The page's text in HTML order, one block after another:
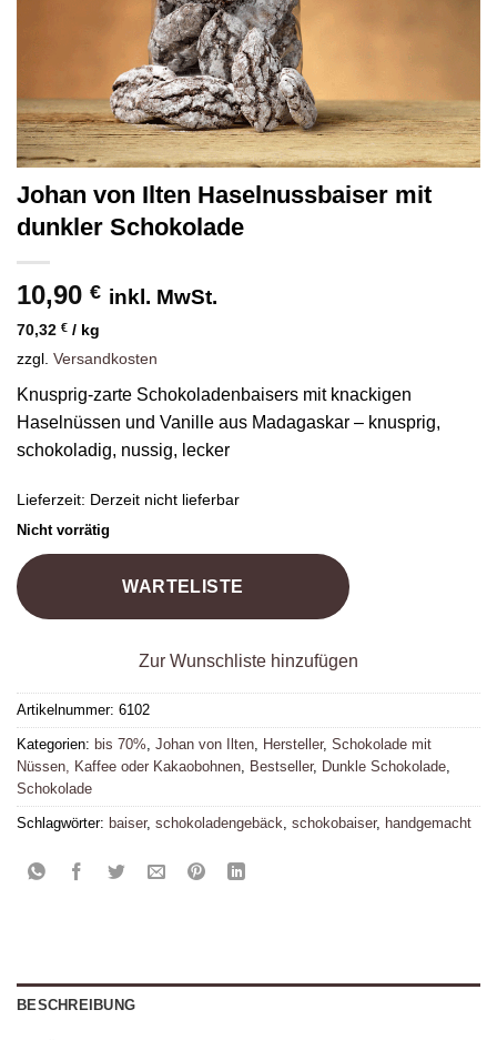
Johan von Ilten Haselnussbaiser mit
dunkler Schokolade
10,90 € inkl. MwSt.
70,32 € / kg
zzgl. Versandkosten
Knusprig-zarte Schokoladenbaisers mit knackigen
Haselnüssen und Vanille aus Madagaskar – knusprig,
schokoladig, nussig, lecker
Lieferzeit: Derzeit nicht lieferbar
Nicht vorrätig
WARTELISTE
Zur Wunschliste hinzufügen
Artikelnummer: 6102
Kategorien: bis 70%, Johan von Ilten, Hersteller, Schokolade mit
Nüssen, Kaffee oder Kakaobohnen, Bestseller, Dunkle Schokolade,
Schokolade
Schlagwörter: baiser, schokoladengebäck, schokobaiser, handgemacht
BESCHREIBUNG